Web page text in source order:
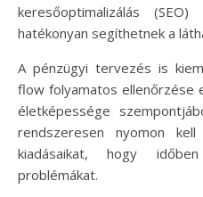
keresőoptimalizálás
hatékonyan segíthetnek a
A pénzügyi tervezés is
flow folyamatos ellenőrzése
életképessége
rendszeresen nyomon
kiadásaikat, hogy
problémákat.